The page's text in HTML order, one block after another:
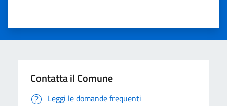
Contatta il Comune
Leggi le domande frequenti